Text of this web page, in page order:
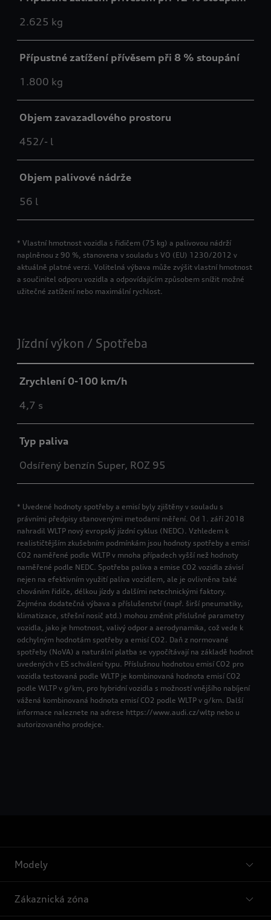
2.625 kg
Přípustné zatížení přívěsem při 8 % stoupání
1.800 kg
Objem zavazadlového prostoru
452/- l
Objem palivové nádrže
56 l
* Vlastní hmotnost vozidla s řidičem (75 kg) a palivovou nádrží
naplněnou z 90 %, stanovena v souladu s VO (EU) 1230/2012 v
aktuálně platné verzi. Volitelná výbava může zvýšit vlastní hmotnost
a součinitel odporu vozidla a odpovídajícím způsobem snížit možné
užitečné zatížení nebo maximální rychlost.
Jízdní výkon / Spotřeba
Zrychlení 0-100 km/h
4,7 s
Typ paliva
Odsířený benzín Super, ROZ 95
* Uvedené hodnoty spotřeby a emisí byly zjištěny v souladu s
právními předpisy stanovenými metodami měření. Od 1. září 2018
nahradil WLTP nový evropský jízdní cyklus (NEDC). Vzhledem k
realističtějším zkušebním podmínkám jsou hodnoty spotřeby a emisí
CO2 naměřené podle WLTP v mnoha případech vyšší než hodnoty
naměřené podle NEDC. Spotřeba paliva a emise CO2 vozidla závisí
nejen na efektivním využití paliva vozidlem, ale je ovlivněna také
chováním řidiče, délkou jízdy a dalšími netechnickými faktory.
Zejména dodatečná výbava a příslušenství (např. širší pneumatiky,
klimatizace, střešní nosič atd.) mohou změnit příslušné parametry
vozidla, jako je hmotnost, valivý odpor a aerodynamika, což vede k
odchylným hodnotám spotřeby a emisí CO2. Daň z normované
spotřeby (NoVA) a naturální platba se vypočítávají na základě hodnot
uvedených v ES schválení typu. Příslušnou hodnotou emisí CO2 pro
vozidla testovaná podle WLTP je kombinovaná hodnota emisí CO2
podle WLTP v g/km, pro hybridní vozidla s možností vnějšího nabíjení
vážená kombinovaná hodnota emisí CO2 podle WLTP v g/km. Další
informace naleznete na adrese https://www.audi.cz/wltp nebo u
autorizovaného prodejce.
Modely
Zákaznická zóna